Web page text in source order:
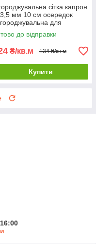
сітка капрон
мм 10 см осередок
для
спортзалів
до відправки
₴/кв.м 134 ₴/кв.м
Купити